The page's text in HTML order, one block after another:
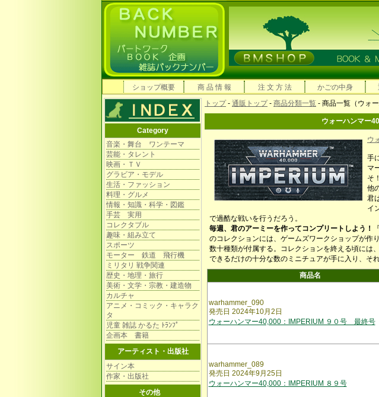
ショップ概要
商 品 情 報 注 文 方 法 かごの中身
Category
音楽・舞台 ワンテーマ
芸能・タレント
映画・ＴＶ
グラビア・モデル
生活・ファッション
料理・グルメ
情報・知識・科学・図鑑
手芸 実用
コレクタブル
趣味・組み立て
スポーツ
モーター 鉄道 飛行機
ミリタリ 戦争関連
歴史・地理・旅行
美術・文学・宗教・建造物
カルチャ
アニメ・コミック・キャラク
タ
児童 雑誌 かるた ﾄﾗﾝﾌﾟ
企画本 書籍
アーティスト・出版社
サイン本
作家・出版社
その他
トップ- 通販トップ- 商品分類一覧 - 商品一覧（ウォ
ウォーハンマー
ウ
手
マ
そ
他
君
イ
で過酷な戦いを行うだろう。
毎週、君のアーミーを作ってコンプリートしよう！
のコレクションには、ゲームズワークショップが作
数十種類が付属する。コレクションを終える頃には
できるだけの十分な数のミニチュアが手に入り、そ
商品名
warhammer_090
発売日 2024年10月2日
ウォーハンマー40,000：IMPERIUM ９０号 最終号
warhammer_089
発売日 2024年9月25日
ウォーハンマー40,000：IMPERIUM ８９号